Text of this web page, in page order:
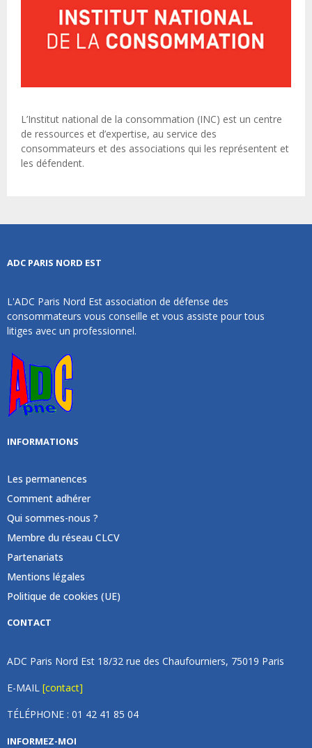
L’Institut national de la consommation (INC) est un centre
de ressources et d’expertise, au service des
consommateurs et des associations qui les représentent et
les défendent.
ADC PARIS NORD EST
L'ADC Paris Nord Est association de défense des
consommateurs vous conseille et vous assiste pour tous
litiges avec un professionnel.
INFORMATIONS
Les permanences
Comment adhérer
Qui sommes-nous ?
Membre du réseau CLCV
Partenariats
Mentions légales
Politique de cookies (UE)
CONTACT
ADC Paris Nord Est 18/32 rue des Chaufourniers, 75019 Paris
E-MAIL [contact]
TÉLÉPHONE : 01 42 41 85 04
INFORMEZ-MOI